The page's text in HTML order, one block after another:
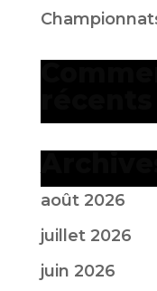
Archives
août 2026
juillet 2026
juin 2026